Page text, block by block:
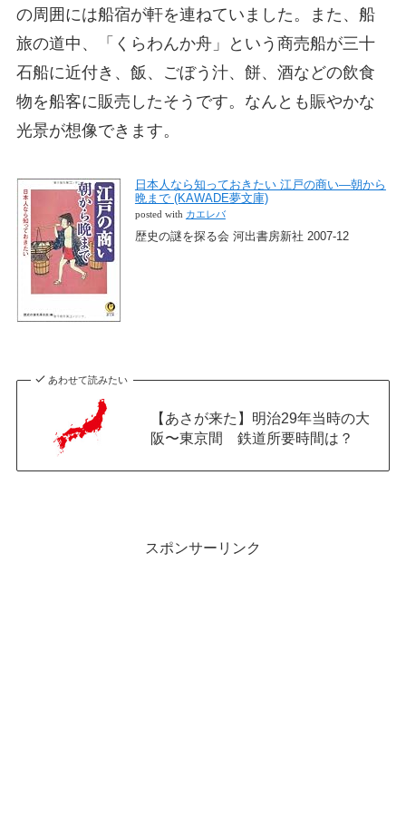
の周囲には船宿が軒を連ねていました。また、船
旅の道中、「くらわんか舟」という商売船が三十
石船に近付き、飯、ごぼう汁、餅、酒などの飲食
物を船客に販売したそうです。なんとも賑やかな
光景が想像できます。
日本人なら知っておきたい 江戸の商い―朝から
晩まで (KAWADE夢文庫)
posted with カエレバ
歴史の謎を探る会 河出書房新社 2007-12
あわせて読みたい
【あさが来た】明治29年当時の大
阪〜東京間 鉄道所要時間は？
スポンサーリンク